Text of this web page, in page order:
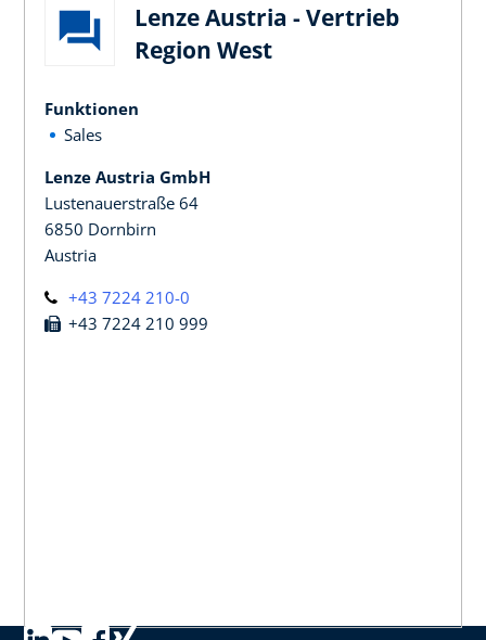
Lenze Austria - Vertrieb
Region West
Funktionen
Sales
Lenze Austria GmbH
Lustenauerstraße 64
6850 Dornbirn
Austria
+43 7224 210-0
+43 7224 210 999